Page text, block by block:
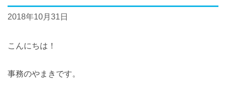
2018年10月31日
こんにちは！
事務のやまきです。